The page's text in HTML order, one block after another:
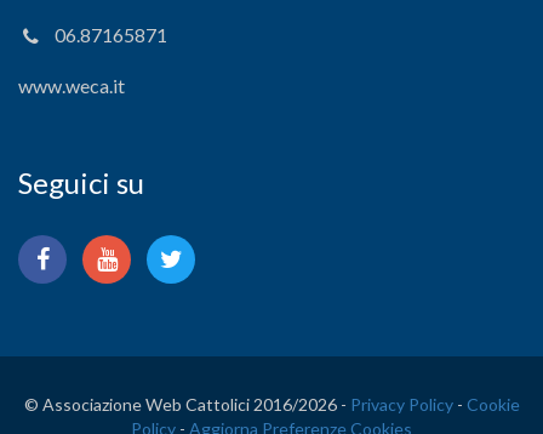
06.87165871
www.weca.it
Seguici su
© Associazione Web Cattolici 2016/2026 - Privacy Policy- Cookie
Policy - Aggiorna Preferenze Cookies